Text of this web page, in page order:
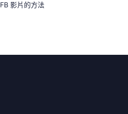
影片的方法